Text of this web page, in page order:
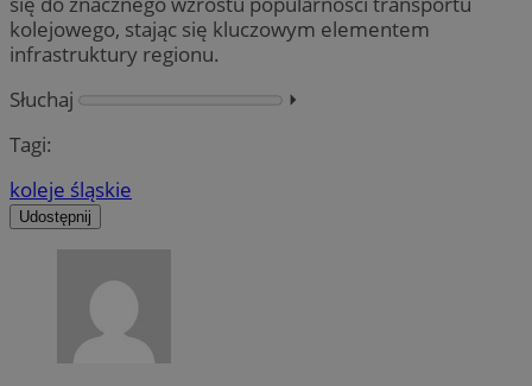
kolejowego, stając się kluczowym elementem
infrastruktury regionu.
Słuchaj
⏵︎
Tagi:
koleje śląskie
Udostępnij